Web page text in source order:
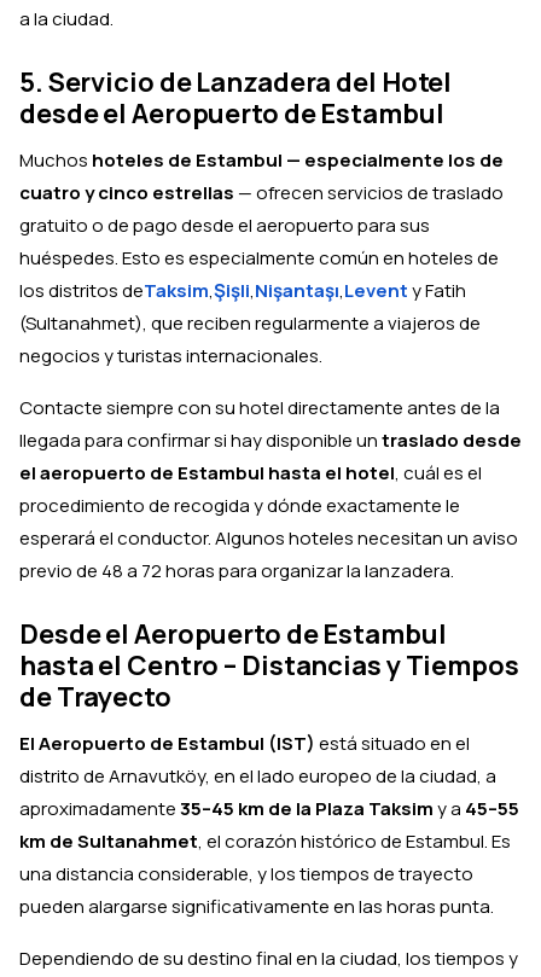
a la ciudad.
5. Servicio de Lanzadera del Hotel
desde el Aeropuerto de Estambul
Muchos hoteles de Estambul — especialmente los de
cuatro y cinco estrellas — ofrecen servicios de traslado
gratuito o de pago desde el aeropuerto para sus
huéspedes. Esto es especialmente común en hoteles de
los distritos deTaksim,Şişli,Nişantaşı,Leventy Fatih
(Sultanahmet), que reciben regularmente a viajeros de
negocios y turistas internacionales.
Contacte siempre con su hotel directamente antes de la
llegada para confirmar si hay disponible untraslado desde
el aeropuerto de Estambul hasta el hotel, cuál es el
procedimiento de recogida y dónde exactamente le
esperará el conductor. Algunos hoteles necesitan un aviso
previo de 48 a 72 horas para organizar la lanzadera.
Desde el Aeropuerto de Estambul
hasta el Centro – Distancias y Tiempos
de Trayecto
El Aeropuerto de Estambul (IST) está situado en el
distrito de Arnavutköy, en el lado europeo de la ciudad, a
aproximadamente35–45 km de la Plaza Taksimy a 45–55
km de Sultanahmet, el corazón histórico de Estambul. Es
una distancia considerable, y los tiempos de trayecto
pueden alargarse significativamente en las horas punta.
Dependiendo de su destino final en la ciudad, los tiempos y